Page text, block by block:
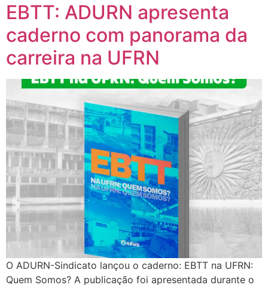
EBTT: ADURN apresenta
caderno com panorama da
carreira na UFRN
O ADURN-Sindicato lançou o caderno: EBTT na UFRN:
Quem Somos? A publicação foi apresentada durante o